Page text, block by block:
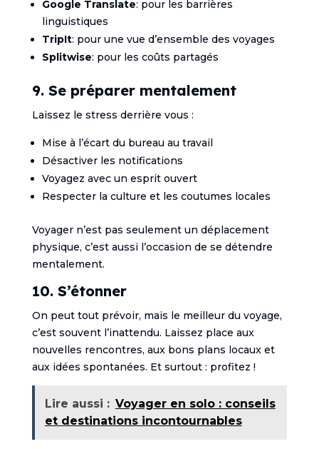
Google Translate: pour les barrières
linguistiques
TripIt: pour une vue d’ensemble des voyages
Splitwise: pour les coûts partagés
9. Se préparer mentalement
Laissez le stress derrière vous :
Mise à l’écart du bureau au travail
Désactiver les notifications
Voyagez avec un esprit ouvert
Respecter la culture et les coutumes locales
Voyager n’est pas seulement un déplacement
physique, c’est aussi l’occasion de se détendre
mentalement.
10. S’étonner
On peut tout prévoir, mais le meilleur du voyage,
c’est souvent l’inattendu. Laissez place aux
nouvelles rencontres, aux bons plans locaux et
aux idées spontanées. Et surtout : profitez !
Lire aussi : Voyager en solo : conseils
et destinations incontournables